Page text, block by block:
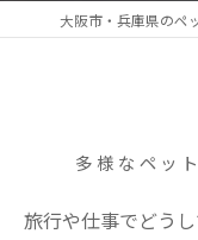
多様なペッ
旅行や仕事でどう